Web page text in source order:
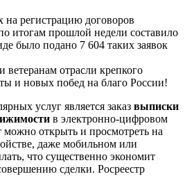
регистрацию договоров
итогам прошлой недели составило
было подано 7 604 таких заявок
отрасли крепкого
и новых побед на благо России!
услуг является заказ выписки
в электронно-цифровом
открыть и просмотреть на
даже мобильном или
что существенно экономит
сделки. Росреестр